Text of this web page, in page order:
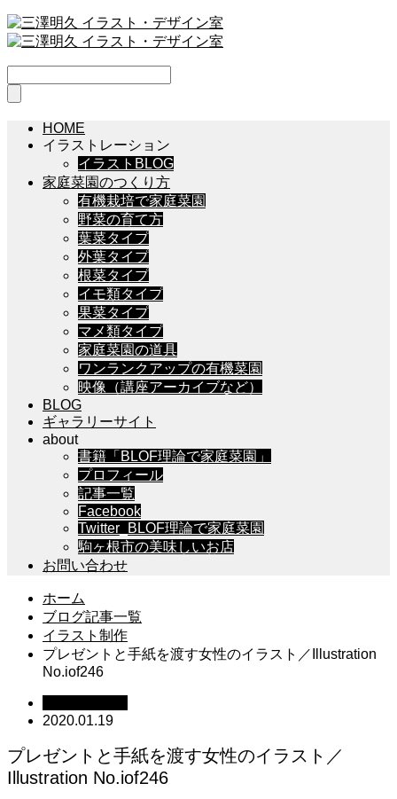
HOME
イラストレーション
イラストBLOG
家庭菜園のつくり方
有機栽培で家庭菜園
野菜の育て方
葉菜タイプ
外葉タイプ
根菜タイプ
イモ類タイプ
果菜タイプ
マメ類タイプ
家庭菜園の道具
ワンランクアップの有機菜園
映像（講座アーカイブなど）
BLOG
ギャラリーサイト
about
書籍「BLOF理論で家庭菜園」
プロフィール
記事一覧
Facebook
Twitter_BLOF理論で家庭菜園
駒ヶ根市の美味しいお店
お問い合わせ
ホーム
ブログ記事一覧
イラスト制作
プレゼントと手紙を渡す女性のイラスト／Illustration
No.iof246
2020.01.19
プレゼントと手紙を渡す女性のイラスト／
Illustration No.iof246